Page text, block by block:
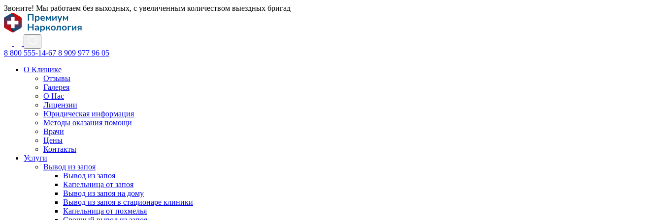
Звоните! Мы работаем без выходных, с увеличенным количеством выездных бригад
8 800 555-14-67 8 909 977 96 05
О Клинике
Отзывы
Галерея
О Нас
Лицензии
Юридическая информация
Методы оказания помощи
Врачи
Цены
Контакты
Услуги
Вывод из запоя
Вывод из запоя
Капельница от запоя
Вывод из запоя на дому
Вывод из запоя в стационаре клиники
Капельница от похмелья